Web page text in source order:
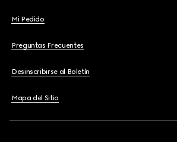
Mi Pedido
Preguntas Frecuentes
Desinscribirse al Boletín
Mapa del Sitio